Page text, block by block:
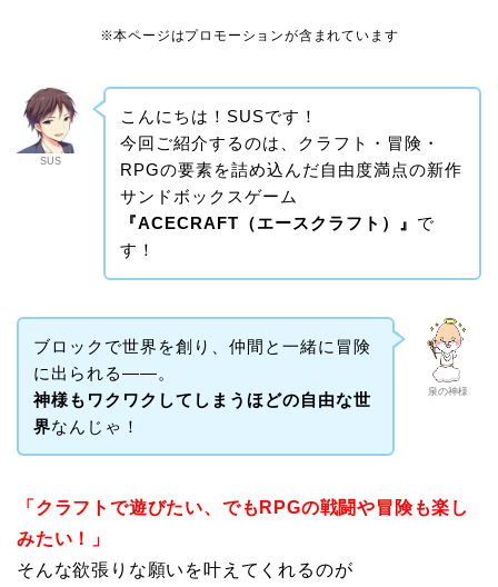
※本ページはプロモーションが含まれています
SUS
こんにちは！SUSです！
今回ご紹介するのは、クラフト・冒険・
RPGの要素を詰め込んだ自由度満点の新作
サンドボックスゲーム
『ACECRAFT（エースクラフト）』 で
す！
泉の神様
ブロックで世界を創り、仲間と一緒に冒険
に出られる――。
神様もワクワクしてしまうほどの自由な世
界なんじゃ！
「クラフトで遊びたい、でもRPGの戦闘や冒険も楽し
みたい！」
そんな欲張りな願いを叶えてくれるのが